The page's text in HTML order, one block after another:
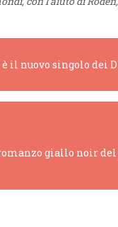
il nuovo singolo dei
giallo noir